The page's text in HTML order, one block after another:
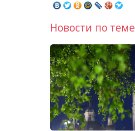
Новости по теме